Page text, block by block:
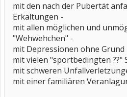
mit den nach der Pubertät
Erkältungen -
mit allen möglichen und
"Wehwehchen" -
mit Depressionen ohne Grund
mit vielen "sportbedingten ??"
mit schweren
mit einer familiären